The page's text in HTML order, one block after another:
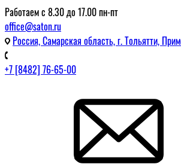
Работаем с 8.30 до 17.00 пн-пт
office@saton.ru
Россия, Самарская область, г. Тольятти,
+7 [8482] 76-65-00